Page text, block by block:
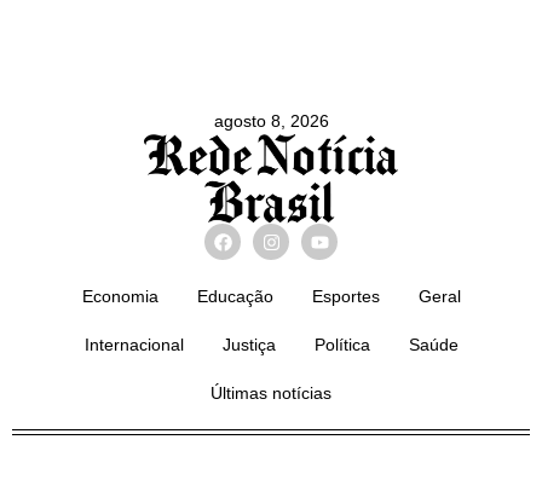
agosto 8, 2026
Economia Educação Esportes Geral
Internacional Justiça Política Saúde
Últimas notícias